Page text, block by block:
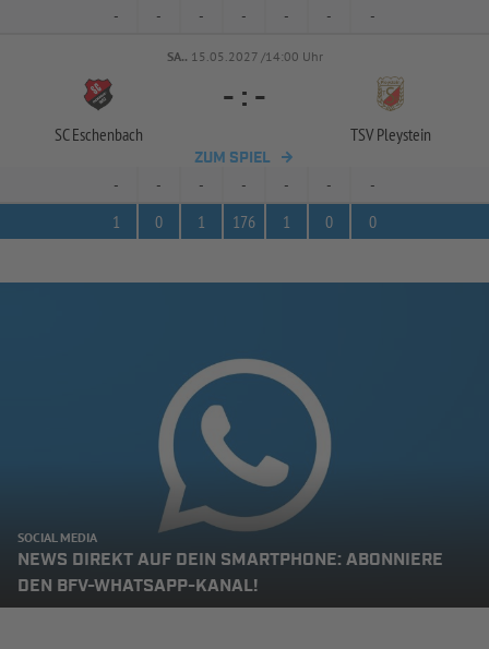
- - - - - - -
SA.. 15.05.2027 /14:00 Uhr
SC Eschenbach
- : -
TSV Pleystein
ZUM SPIEL
- - - - - -
-
1
0 1 176 1 0 0
SOCIAL MEDIA
NEWS DIREKT AUF DEIN SMARTPHONE: ABONNIERE
DEN BFV-WHATSAPP-KANAL!